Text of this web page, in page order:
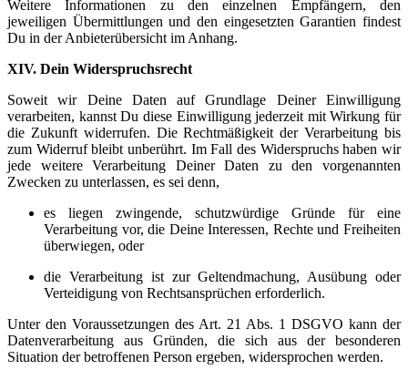
Weitere Informationen zu den einzelnen Empfängern, den
jeweiligen Übermittlungen und den eingesetzten Garantien findest
Du in der Anbieterübersicht im Anhang.
XIV. Dein Widerspruchsrecht
Soweit wir Deine Daten auf Grundlage Deiner Einwilligung
verarbeiten, kannst Du diese Einwilligung jederzeit mit Wirkung für
die Zukunft widerrufen. Die Rechtmäßigkeit der Verarbeitung bis
zum Widerruf bleibt unberührt. Im Fall des Widerspruchs haben wir
jede weitere Verarbeitung Deiner Daten zu den vorgenannten
Zwecken zu unterlassen, es sei denn,
es liegen zwingende, schutzwürdige Gründe für eine
Verarbeitung vor, die Deine Interessen, Rechte und Freiheiten
überwiegen, oder
die Verarbeitung ist zur Geltendmachung, Ausübung oder
Verteidigung von Rechtsansprüchen erforderlich.
Unter den Voraussetzungen des Art. 21 Abs. 1 DSGVO kann der
Datenverarbeitung aus Gründen, die sich aus der besonderen
Situation der betroffenen Person ergeben, widersprochen werden.